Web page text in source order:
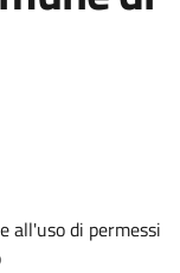
all'uso di permessi